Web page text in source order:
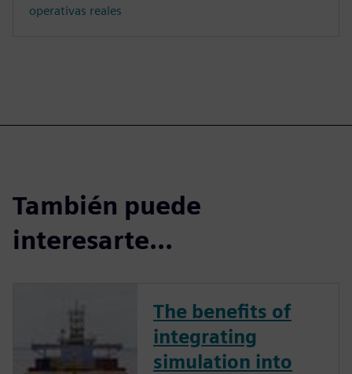
operativas reales
También puede
interesarte...
The benefits of
integrating
simulation into